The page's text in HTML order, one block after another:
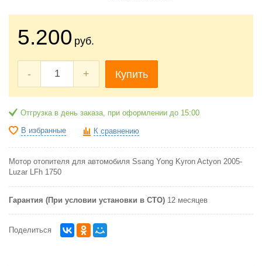
5.200 руб.
- + Купить
Отгрузка в день заказа, при оформлении до 15:00
В избранные К сравнению
Мотор отопителя для автомобиля Ssang Yong Kyron Actyon 2005-
Luzar LFh 1750
Гарантия (При условии установки в СТО) 12 месяцев
Поделиться